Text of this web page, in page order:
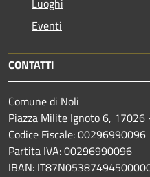
Luoghi
Eventi
CONTATTI
Comune di Noli
Piazza Milite Ignoto 6,
Codice Fiscale: 00296990096
Partita IVA: 00296990096
IBAN: